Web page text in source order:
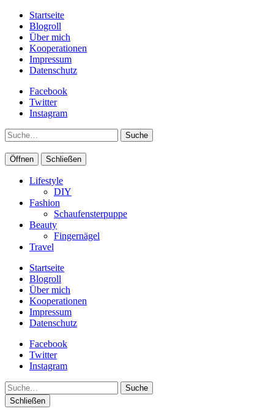
Startseite
Blogroll
Über mich
Kooperationen
Impressum
Datenschutz
Facebook
Twitter
Instagram
Suche
Öffnen Schließen
Lifestyle
DIY
Fashion
Schaufensterpuppe
Beauty
Fingernägel
Travel
Startseite
Blogroll
Über mich
Kooperationen
Impressum
Datenschutz
Facebook
Twitter
Instagram
Suche
Schließen